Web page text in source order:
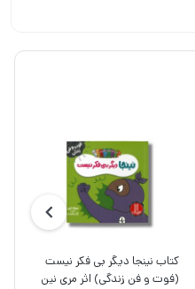
کتاب نینجا دیگر بی فکر نیست
(فوت و فن زندگی) اثر مری نین